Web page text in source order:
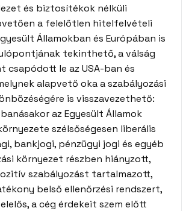
és biztosítékok nélküli
a felelőtlen hitelfelvételi
Államokban és Európában is
tekinthető, a válság
csapódott le az USA-ban és
alapvető oka a szabályozási
is visszavezethető:
az Egyesült Államok
szélsőségesen liberális
bankjogi, pénzügyi jogi és egyéb
környezet részben hiányzott,
szabályozást tartalmazott,
belső ellenőrzési rendszert,
a cég érdekeit szem előtt